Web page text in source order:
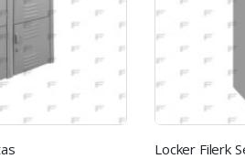
Locker Filerk